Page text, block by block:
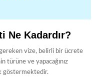
Ne Kadardır?
vize, belirli bir ücrete
türüne ve yapacağınız
göstermektedir.